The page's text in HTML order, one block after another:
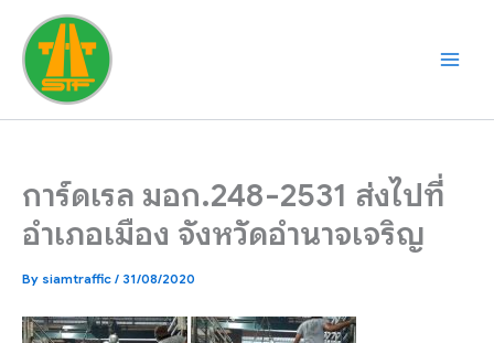
content
การ์ดเรล มอก.248-2531 ส่งไปที่
อำเภอเมือง จังหวัดอำนาจเจริญ
By siamtraffic / 31/08/2020